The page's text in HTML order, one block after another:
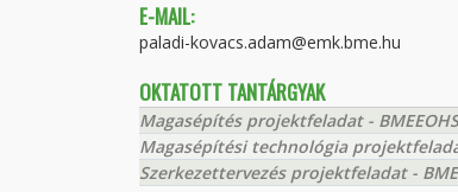
E-MAIL:
paladi-kovacs.adam@emk.bme.hu
OKTATOTT TANTÁRGYAK
Magasépítés projektfeladat -
Magasépítési technológia
Szerkezettervezés projektfeladat -